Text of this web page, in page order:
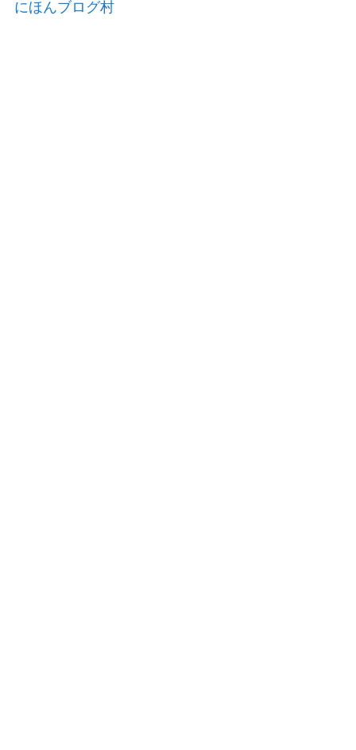
にほんブログ村